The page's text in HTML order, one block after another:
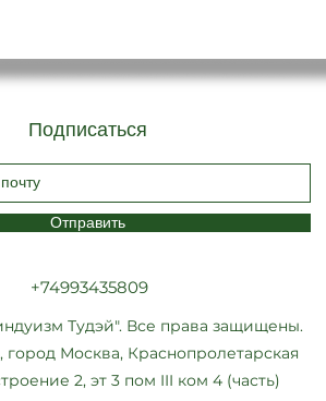
Подписаться
Отправить
+74993435809
Тудэй". Все права защищены.
город Москва, Краснопролетарская
2, эт 3 пом III ком 4 (часть)